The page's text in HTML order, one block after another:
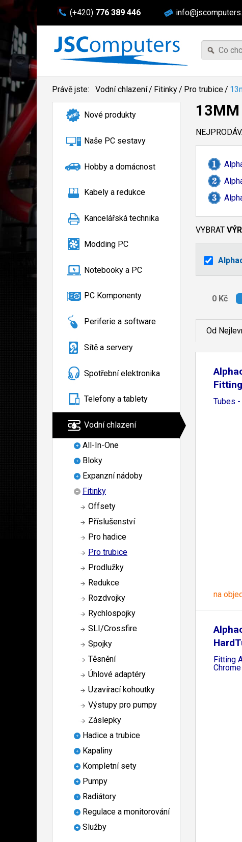
(+420) 776 389 446
Právě jste: Vodní chlazení/ Fitinky/ Pro trubice/
Nové produkty
Naše PC sestavy
Hobby a domácnost
Kabely a redukce
Kancelářská technika
Modding PC
Notebooky a PC
PC Komponenty
Periferie a software
Sítě a servery
Spotřební elektronika
Telefony a tablety
Vodní chlazení
All-In-One
Bloky
Expanzní nádoby
Fitinky
Offsety
Příslušenství
Pro hadice
Pro trubice
Prodlužky
Redukce
Rozdvojky
Rychlospojky
SLI/Crossfire
Spojky
Těsnění
Úhlové adaptéry
Uzavírací kohoutky
Výstupy pro pumpy
Záslepky
Hadice a trubice
Kapaliny
Kompletní sety
Pumpy
Radiátory
Regulace a monitorování
Služby
13MM
VYBRAT
Od
Tubes
na
Fitting
Chrome